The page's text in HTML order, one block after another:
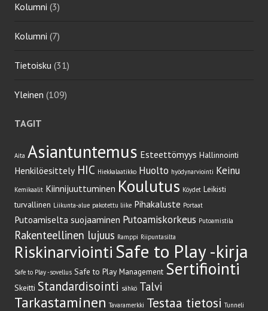
Kolumni (3)
Kolumni (7)
Tietoisku (31)
Yleinen (109)
TAGIT
Aita Asiantuntemus Esteettömyys Hallinnointi
Henkilöesittely HIC Hiekkalaatikko Huolto hyödynarviointi Keinu
Kemikaalit Kiinnijuuttuminen Koulutus Köydet Leikisti
turvallinen Liikunta-alue pakotettu liike Pihakaluste Portaat
Putoamiselta suojaaminen Putoamiskorkeus Putoamistila
Rakenteellinen lujuus Ramppi Riipuntasilta
Riskinarviointi Safe to Play -kirja
Safe to Play -sovellus Safe to Play Management Sertifiointi
Skeitti Standardisointi sähkö Talvi
Tarkastaminen Tavaramerkki Testaa tietosi Tunneli